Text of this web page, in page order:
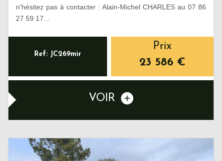
n'hésitez pas à contacter : Alain-Michel CHARLES au 07 86
27 59 17...
Ref: JC269mir
Prix
23 586 €
VOIR